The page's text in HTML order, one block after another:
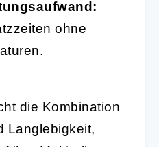
ohne
die Kombination
Langlebigkeit,